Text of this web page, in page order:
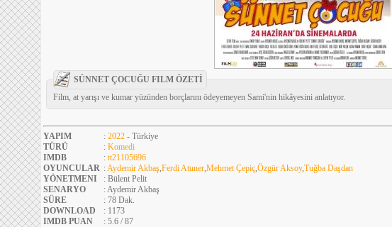
SÜNNET ÇOCUĞU FILM ÖZETİ
Film, at yarışı ve kumar yüzünden borçlarını ödeyemeyen Sami'nin hikâyesini anlatıyor.
YAPIM : 2022 - Türkiye
TÜRÜ
: Komedi
IMDB
: tt21105696
OYUNCULAR : Aydemir Akbaş Ferdi Atuner Mehmet Çepiç Özgür Aksoy,Tuğba Daşdan
YÖNETMENI
: Bülent Pelit
SENARYO
: Aydemir Akbaş
SÜRE
: 78 Dak.
DOWNLOAD
: 1173
IMDB PUAN
: 5.6 / 87